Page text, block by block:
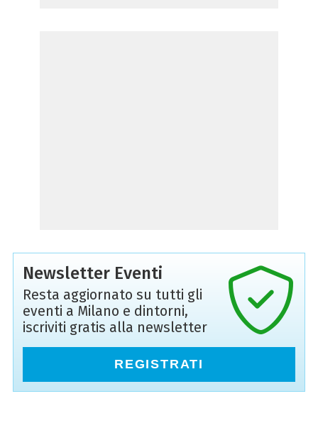
Newsletter Eventi
Resta aggiornato su tutti gli
eventi a Milano e dintorni,
iscriviti gratis alla newsletter
REGISTRATI